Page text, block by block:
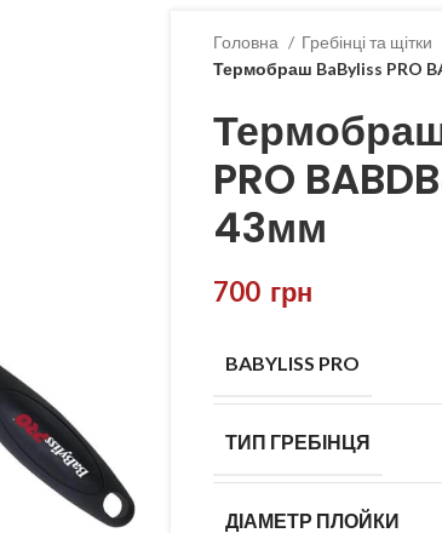
Головна
Гребінці та щітки
Термобраш BaByliss PRO
PRO
43мм
700 грн
BABYLISS PRO
ТИП ГРЕБІНЦЯ
ДІАМЕТР ПЛОЙКИ